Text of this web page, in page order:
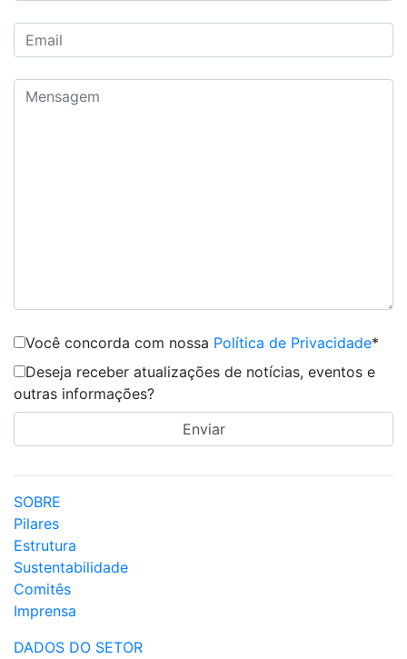
Você concorda com nossa Política de Privacidade*
Deseja receber atualizações de notícias, eventos e
outras informações?
SOBRE
Pilares
Estrutura
Sustentabilidade
Comitês
Imprensa
DADOS DO SETOR